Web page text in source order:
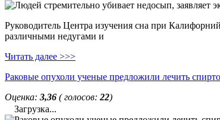
Руководитель Центра изучения сна при
различными недугами и
Читать далее >>>
Раковые опухоли ученые предложили лечить
Оценка: 3,36 ( голосов: 22)
Загрузка...